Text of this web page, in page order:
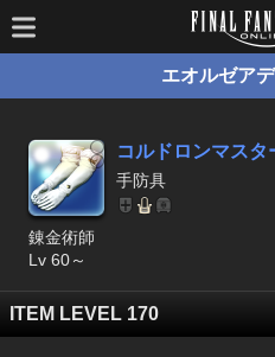
エオルゼア
コルドロンマスタ
手防具
錬金術師
Lv 60～
ITEM LEVEL 170